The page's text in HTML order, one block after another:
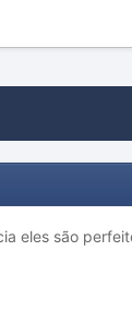
eles são